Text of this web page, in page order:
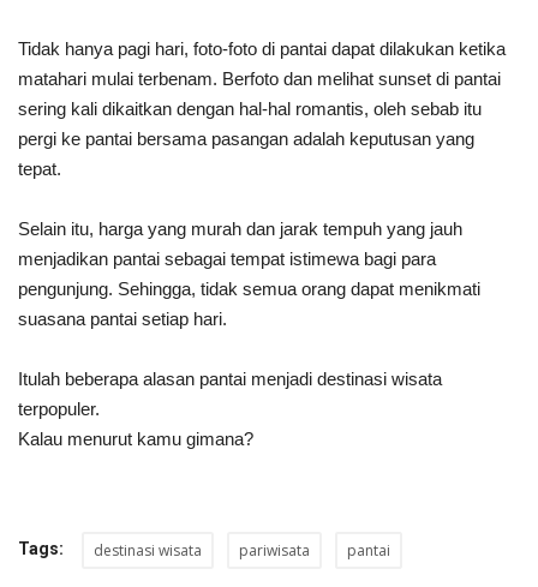
Tidak hanya pagi hari, foto-foto di pantai dapat dilakukan ketika
matahari mulai terbenam. Berfoto dan melihat sunset di pantai
sering kali dikaitkan dengan hal-hal romantis, oleh sebab itu
pergi ke pantai bersama pasangan adalah keputusan yang
tepat.
Selain itu, harga yang murah dan jarak tempuh yang jauh
menjadikan pantai sebagai tempat istimewa bagi para
pengunjung. Sehingga, tidak semua orang dapat menikmati
suasana pantai setiap hari.
Itulah beberapa alasan pantai menjadi destinasi wisata
terpopuler.
Kalau menurut kamu gimana?
Tags: destinasi wisata pariwisata pantai